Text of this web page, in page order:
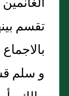
تقسم
و سلم